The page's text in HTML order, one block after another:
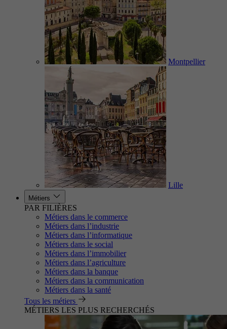
Montpellier
Lille
Métiers
PAR FILIÈRES
Métiers dans le commerce
Métiers dans l’industrie
Métiers dans l’informatique
Métiers dans le social
Métiers dans l’immobilier
Métiers dans l’agriculture
Métiers dans la banque
Métiers dans la communication
Métiers dans la santé
Tous les métiers
MÉTIERS LES PLUS RECHERCHÉS